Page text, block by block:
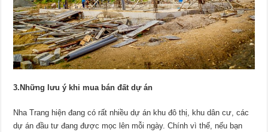
3.Những lưu ý khi mua bán đất dự án
Nha Trang hiện đang có rất nhiều dự án khu đô thị, khu dân cư, các
dự án đầu tư đang được mọc lên mỗi ngày. Chính vì thế, nếu bạn